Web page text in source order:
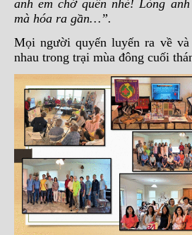
anh em chớ quên nhé! Lòng
mà hóa ra gần…”.
Mọi người quyến luyến ra về và
nhau trong trại mùa đông cuối